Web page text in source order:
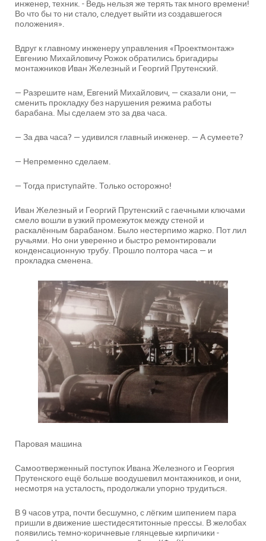
инженер, техник. - Ведь нельзя же терять так много времени!
Во что бы то ни стало, следует выйти из создавшегося
положения».
Вдруг к главному инженеру управления «Проектмонтаж»
Евгению Михайловичу Рожок обратились бригадиры
монтажников Иван Железный и Георгий Прутенский.
— Разрешите нам, Евгений Михайлович, — сказали они, —
сменить прокладку без нарушения режима работы
барабана. Мы сделаем это за два часа.
— За два часа? — удивился главный инженер. — А сумеете?
— Непременно сделаем.
— Тогда приступайте. Только осторожно!
Иван Железный и Георгий Прутенский с гаечными ключами
смело вошли в узкий промежуток между стеной и
раскалённым барабаном. Было нестерпимо жарко. Пот лил
ручьями. Но они уверенно и быстро ремонтировали
конденсационную трубу. Прошло полтора часа — и
прокладка сменена.
Паровая машина
Самоотверженный поступок Ивана Железного и Георгия
Прутенского ещё больше воодушевил монтажников, и они,
несмотря на усталость, продолжали упорно трудиться.
В 9 часов утра, почти бесшумно, с лёгким шипением пара
пришли в движение шестидесятитонные прессы. В желобах
появились темно-коричневые глянцевые кирпичики -